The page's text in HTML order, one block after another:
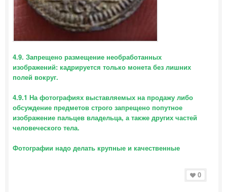
4.9. Запрещено размещение необработанных
изображений: кадрируется только монета без лишних
полей вокруг.
4.9.1 На фотографиях выставляемых на продажу либо
обсуждение предметов строго запрещено попутное
изображение пальцев владельца, а также других частей
человеческого тела.
Фотографии надо делать крупные и качественные
0